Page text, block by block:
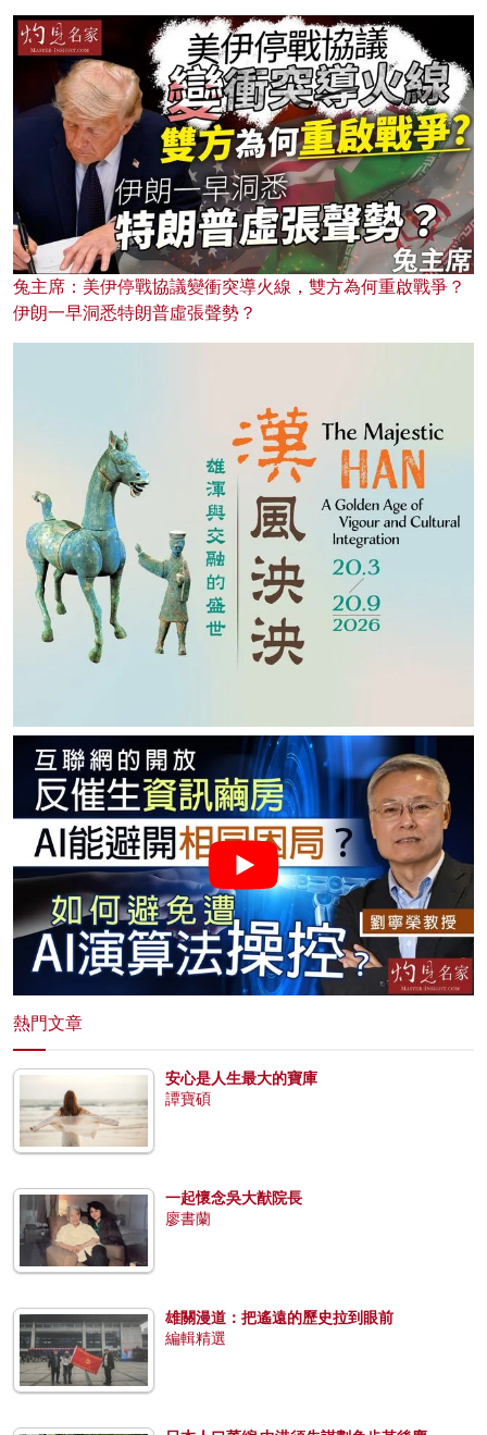
兔主席：美伊停戰協議變衝突導火線，雙方為何重啟戰爭？
伊朗一早洞悉特朗普虛張聲勢？
熱門文章
安心是人生最大的寶庫
譚寶碩
一起懷念吳大猷院長
廖書蘭
雄關漫道：把遙遠的歷史拉到眼前
編輯精選